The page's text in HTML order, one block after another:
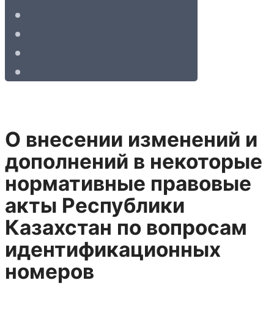
О внесении изменений и
дополнений в некоторые
нормативные правовые
акты Республики
Казахстан по вопросам
идентификационных
номеров